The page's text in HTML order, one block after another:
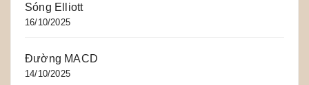
Sóng Elliott
16/10/2025
Đường MACD
14/10/2025